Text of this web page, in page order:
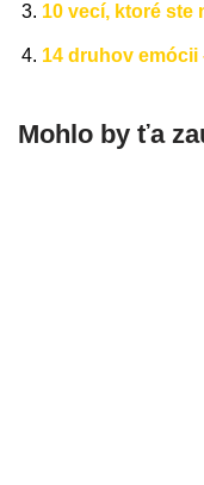
10 vecí, ktoré
14 druhov
Mohlo by ťa